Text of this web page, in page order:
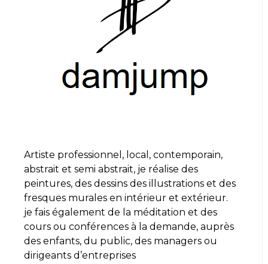
Artiste professionnel, local, contemporain,
abstrait et semi abstrait, je réalise des
peintures, des dessins des illustrations et des
fresques murales en intérieur et extérieur.
je fais également de la méditation et des
cours ou conférences à la demande, auprès
des enfants, du public, des managers ou
dirigeants d’entreprises